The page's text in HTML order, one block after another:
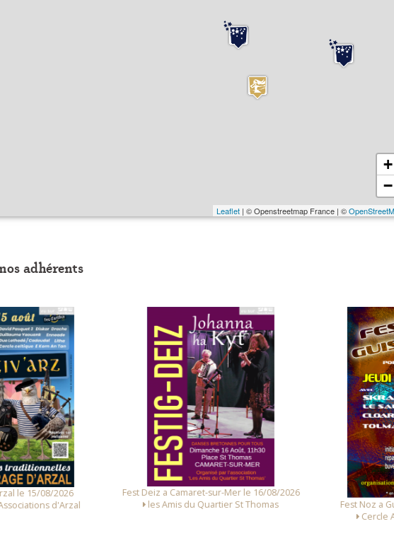
+
−
Leaflet| © Openstreetmap France | ©
adhérents
Fest Deiz a Camaret-sur-Mer le 16/08/2026
les Amis du Quartier St Thomas
Fest Noz a Guissény le 06/
Cercle Avel Dro